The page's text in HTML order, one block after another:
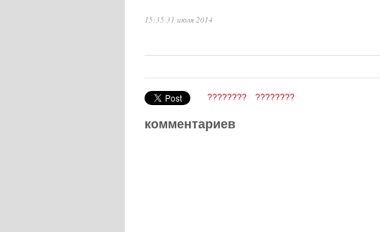
15:35 31 июля 2014
???????? ????????
комментариев